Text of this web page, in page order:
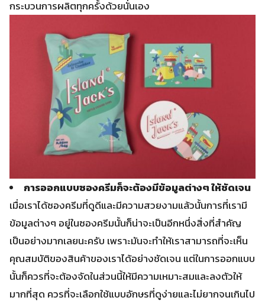
กระบวนการผลิตทุกครั้งด้วยนั่นเอง
การออกแบบซองครีมก็จะต้องมีข้อมูลต่างๆ ให้ชัดเจน
เมื่อเราได้ซองครีมที่ดูดีและมีความสวยงามแล้วนั้นการที่เรามี
ข้อมูลต่างๆ อยู่ในซองครีมนั้นก็น่าจะเป็นอีกหนึ่งสิ่งที่สำคัญ
เป็นอย่างมากเลยนะครับ เพราะมันจะทำให้เราสามารถที่จะเห็น
คุณสมบัติของสินค้าของเราได้อย่างชัดเจน แต่ในการออกแบบ
นั้นก็ควรที่จะต้องจัดในส่วนนี้ให้มีความเหมาะสมและลงตัวให้
มากที่สุด ควรที่จะเลือกใช้แบบอักษรที่ดูง่ายและไม่ยากจนเกินไป